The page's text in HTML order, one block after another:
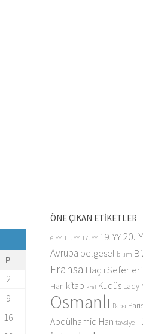
P
2
9
16
ÖNE ÇIKAN ETİKETLER
6. YY 11. YY 17. YY 19. YY20.
Avrupa belgesel bilim
Fransa Haçlı Seferleri
Han kitap kral Kudüs Lady
Osmanlı Papa
Abdülhamid Han tavsiye